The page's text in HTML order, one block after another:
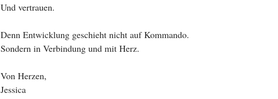
Und vertrauen.
Denn Entwicklung geschieht nicht auf Kommando.
Sondern in Verbindung und mit Herz.
Von Herzen,
Jessica